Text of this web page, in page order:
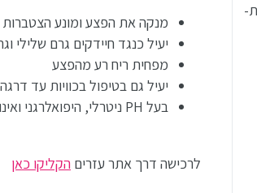
מנקה את הפצע ומונע הצטברות
יעיל כנגד חיידקים גרם שלילי
מפחית ריח רע מהפצע
יעיל גם בטיפול בכוויות עד דרגה 2
בעל PH ניטרלי, היפואלרגני ואינו רעיל לתאים בריאים.
לרכישה דרך אתר עזרים הקליקו כאן